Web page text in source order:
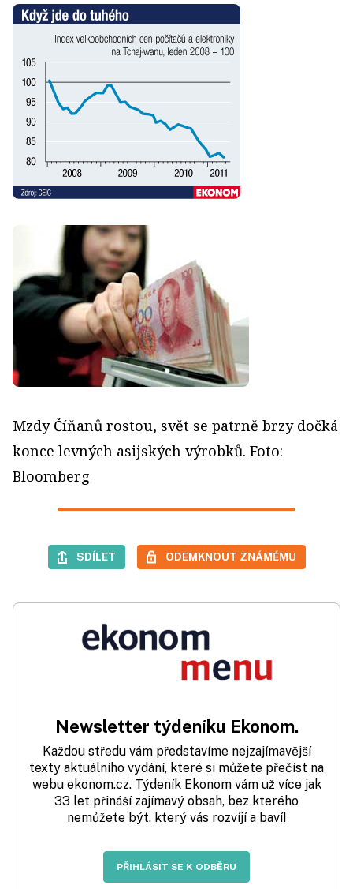
Mzdy Číňanů rostou, svět se patrně brzy dočká
konce levných asijských výrobků. Foto:
Bloomberg
SDÍLET ODEMKNOUT ZNÁMÉMU
Newsletter týdeníku Ekonom.
Každou středu vám představíme nejzajímavější
texty aktuálního vydání, které si můžete přečíst na
webu ekonom.cz. Týdeník Ekonom vám už více jak
33 let přináší zajímavý obsah, bez kterého
nemůžete být, který vás rozvíjí a baví!
PŘIHLÁSIT SE K ODBĚRU